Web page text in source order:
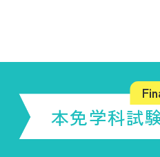
本免学科試